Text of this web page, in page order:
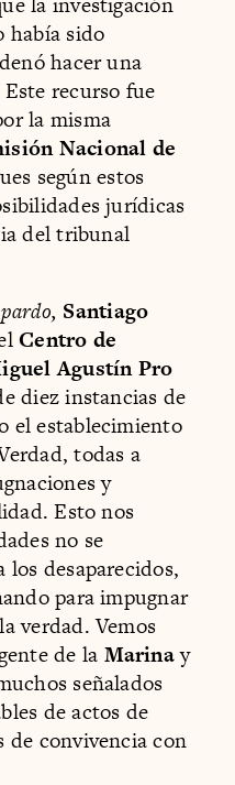
había sido
hacer una
recurso fue
la misma
Nacional de
según estos
jurídicas
del tribunal
Santiago
Centro de
Agustín Pro
diez instancias de
el establecimiento
todas a
y
Esto nos
no se
desaparecidos,
para impugnar
verdad. Vemos
de la Marinay
señalados
de actos de
convivencia con